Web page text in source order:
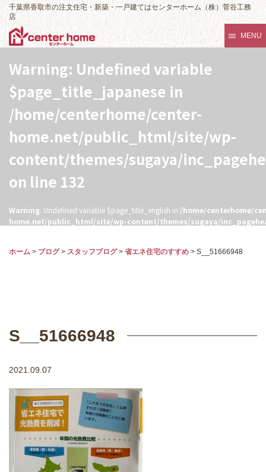
千葉県香取市の注文住宅・新築・一戸建てはセンターホーム（株）菅谷工務
店
MENU
Warning: Undefined variable
$page_title_japanese in
/home/centerhome/center-
home.net/public_html/site/wp-
content/themes/sugaya/
on line 132
Warning: Undefined variable $page_title_english in /home/centerhome/
home.net/public_html/site/wp-content/themes/sugaya/
ホーム > ブログ> スタッフブログ> 省エネ住宅のすすめ > S__51666948
S__51666948
2021.09.07